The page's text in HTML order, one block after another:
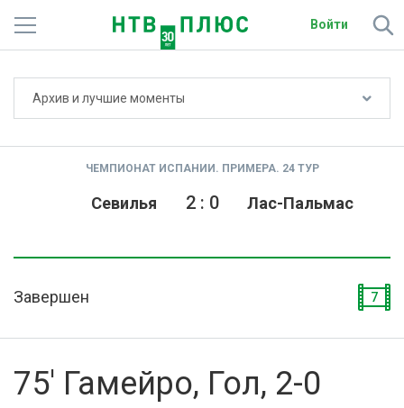
Войти
О сайте
Архив и лучшие моменты
ЧЕМПИОНАТ ИСПАНИИ. ПРИМЕРА. 24 ТУР
Севилья Лас-Пальмас
2: 0
Завершен 7
75' Гамейро, Гол, 2-0